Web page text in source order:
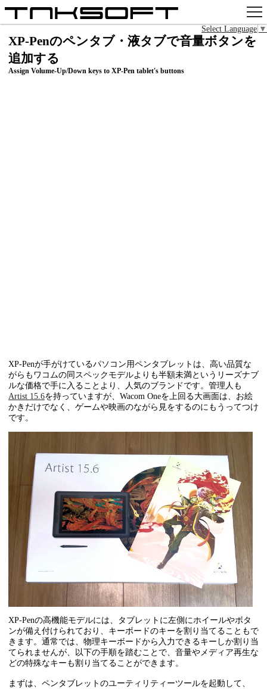
x
Select Language ▼
XP-Penのペンタブ・液タブで音量ボタンを
追加する
Assign Volume-Up/Down keys to XP-Pen tablet's buttons
XP-Penが手がけているパソコン用ペンタブレットは、高い品質な
がらもワコムの同スペックモデルよりも半額未満というリーズナブ
ルな価格で手に入ることより、人気のブランドです。管理人も
Artist 15.6を持っていますが、Wacom Oneを上回る大画面は、お絵
かきだけでなく、ゲームや映画のながら見をするのにもうってつけ
です。
XP-Penの高機能モデルには、タブレットに左側にホイールやボタ
ンが備え付けられており、キーボードのキーを割り当てることもで
きます。通常では、物理キーボードから入力できるキーしか割り当
てられませんが、以下の手順を踏むことで、音量やメディア再生な
どの特殊なキーも割り当てることができます。
まずは、ペンタブレットのユーティリティーツールを起動して、